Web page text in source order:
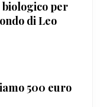
per
di Leo
500 euro